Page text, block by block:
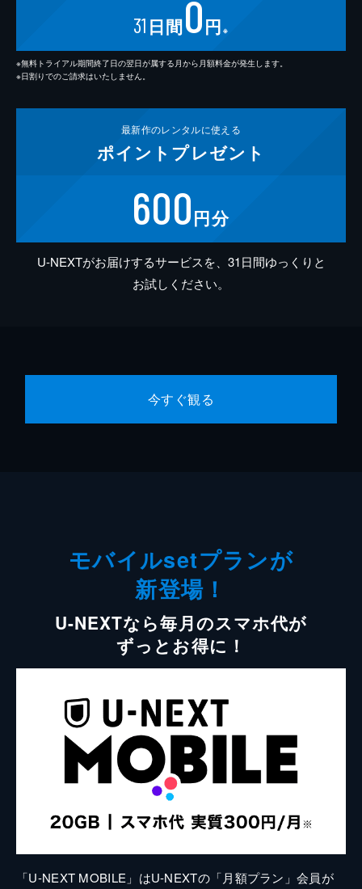
31 日間0円 ※
※無料トライアル期間終了日の翌日が属する月から月額料金が発生します。
※日割りでのご請求はいたしません。
最新作のレンタルに使える
ポイント プレゼント
600円分
U-NEXTがお届けするサービスを、31日間ゆっくりと
お試しください。
今すぐ観る
モバイルsetプランが
新登場！
U-NEXTなら毎月のスマホ代が
ずっとお得に！
「U-NEXT MOBILE」はU-NEXTの「月額プラン」会員が